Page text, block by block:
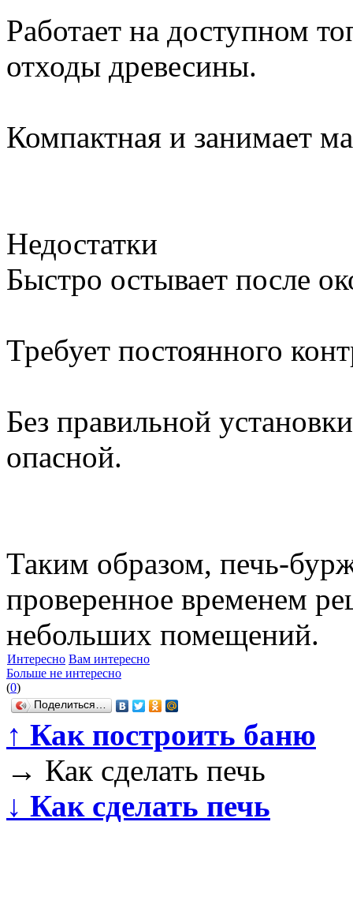
Работает на доступном
отходы древесины.
Компактная и занимает
Недостатки
Быстро остывает после
Требует постоянного
Без правильной
опасной.
Таким образом, печь-
проверенное временем
небольших помещений.
Интересно Вам интересно
Больше не интересно
(0)
Поделиться…
↑ Как построить баню
→ Как сделать печь
↓ Как сделать печь